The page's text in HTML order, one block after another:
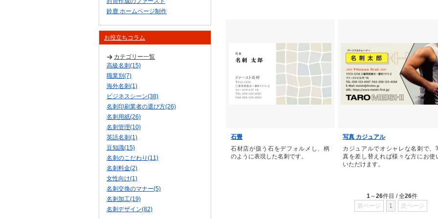
石畳
石材店が扱う石をデフォルメし、柄
のように表現した名刺です。
写真 カジュアル
カジュアルでオシャレな名刺で、
真を差し替えれば様々な方にお使
いただけます。
1～26件目 / 全26件
前ページ
1 次ページ
鈴鹿 ホームページ制作
お役立ちコラム
カテゴリー一覧
高級名刺(15)
職業別(7)
海外名刺(1)
ビジネスシーン(38)
名刺印刷業者の選び方(26)
名刺用紙(26)
名刺管理(10)
英語名刺(1)
豆知識(15)
名刺のこだわり(11)
名刺料金(2)
女性向け(1)
名刺交換のマナー(5)
名刺加工(19)
名刺デザイン(82)